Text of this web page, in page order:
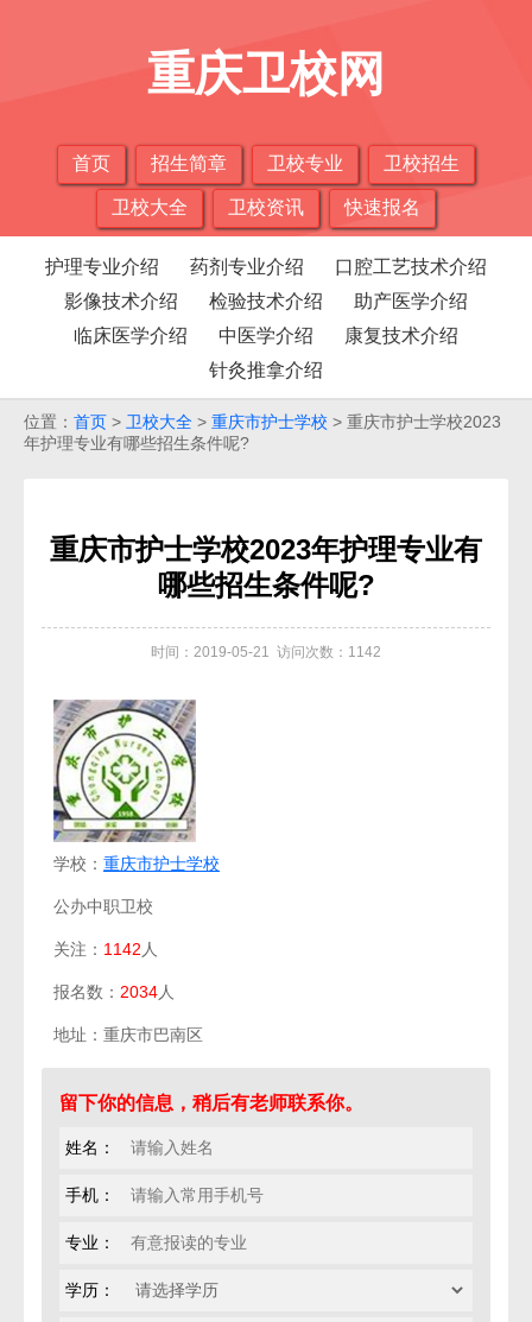
重庆卫校网
首页 招生简章 卫校专业 卫校招生
卫校大全 卫校资讯 快速报名
护理专业介绍 药剂专业介绍
口腔工艺技术介绍
影像技术介绍
检验技术介绍
助产医学介绍
临床医学介绍
中医学介绍
康复技术介绍
针灸推拿介绍
位置： 首页 > 卫校大全 > 重庆市护士学校 > 重庆市护士学校2023
年护理专业有哪些招生条件呢?
重庆市护士学校2023年护理专业有
哪些招生条件呢?
时间：2019-05-21 访问次数：1142
学校： 重庆市护士学校
公办中职卫校
关注： 1142 人
报名数： 2034人
地址：重庆市巴南区
留下你的信息，稍后有老师联系你。
姓名：
手机：
专业：
学历：